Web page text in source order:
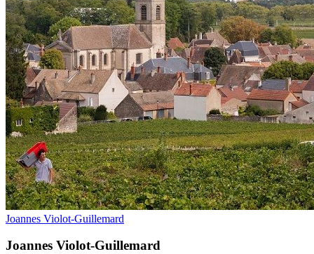
Joannes Violot-Guillemard
Joannes Violot-Guillemard